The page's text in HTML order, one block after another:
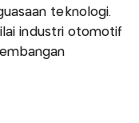
teknologi.
industri otomotif